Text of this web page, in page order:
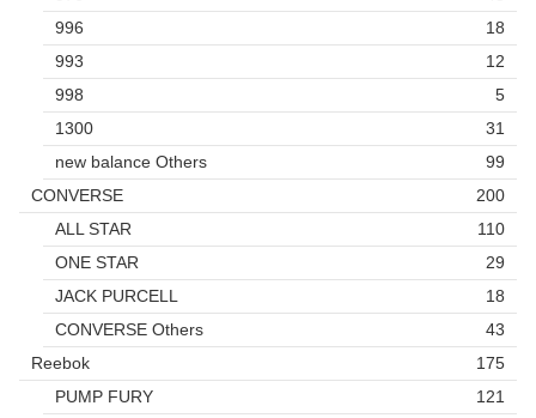
996
18
993
12
998
5
1300
31
new balance Others
99
CONVERSE
200
ALL STAR
110
ONE STAR
29
JACK PURCELL
18
CONVERSE Others
43
Reebok
175
PUMP FURY
121